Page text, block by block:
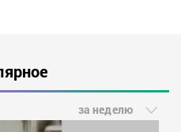
за неделю